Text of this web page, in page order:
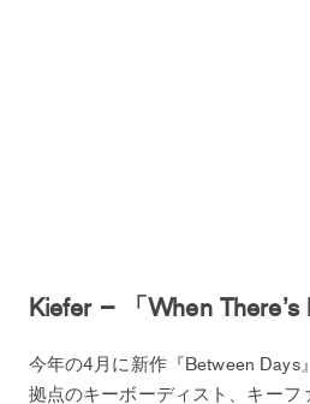
Kiefer – 「When There’s
今年の4月に新作『Between Days
拠点のキーボーディスト、キーフ